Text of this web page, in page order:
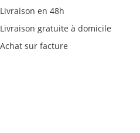
Livraison en 48h
Livraison gratuite à domicile
Achat sur facture